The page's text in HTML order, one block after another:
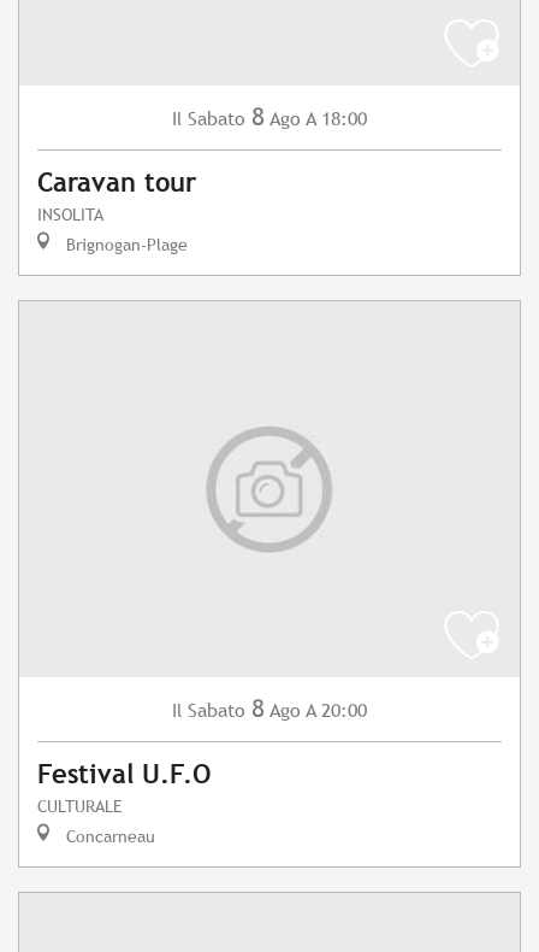
Il Sabato 8 Ago A 18:00
Caravan tour
INSOLITA
Brignogan-Plage
Il Sabato 8 Ago A 20:00
Festival U.F.O
CULTURALE
Concarneau